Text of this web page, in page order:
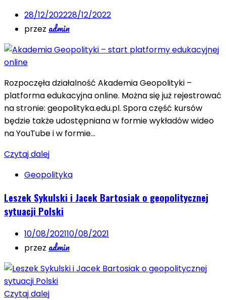
28/12/202228/12/2022
przez admin
Rozpoczęła działalność Akademia Geopolityki –
platforma edukacyjna online. Można się już rejestrować
na stronie: geopolityka.edu.pl. Spora część kursów
będzie także udostępniana w formie wykładów wideo
na YouTube i w formie…
Czytaj dalej
Geopolityka
Leszek Sykulski i Jacek Bartosiak o geopolitycznej
sytuacji Polski
10/08/202110/08/2021
przez admin
Czytaj dalej